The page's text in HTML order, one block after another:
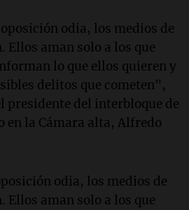
odia, los medios de
Ellos aman solo a los que
lo que ellos quieren y
delitos que cometen",
presidente del interbloque de
en la Cámara alta, Alfredo
odia, los medios de
Ellos aman solo a los que